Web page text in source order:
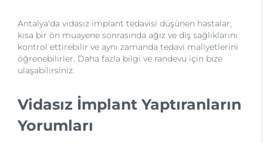
Antalya'da vidasız implant tedavisi düşünen hastalar,
kısa bir ön muayene sonrasında ağız ve diş sağlıklarını
kontrol ettirebilir ve aynı zamanda tedavi maliyetlerini
öğrenebilirler. Daha fazla bilgi ve randevu için bize
ulaşabilirsiniz.
Vidasız İmplant Yaptıranların
Yorumları